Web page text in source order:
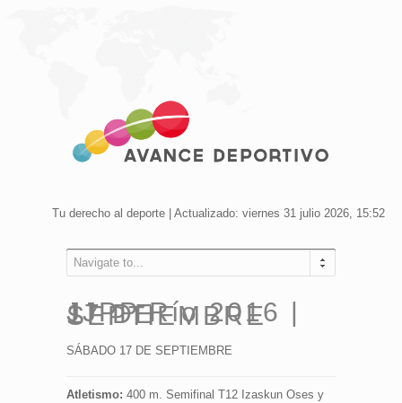
Tu derecho al deporte | Actualizado: viernes 31 julio 2026, 15:52
Navigate to...
JJPP Río 2016 | 17 DE SEPTIEMBRE
SÁBADO 17 DE SEPTIEMBRE
Atletismo: 400 m. Semifinal T12 Izaskun Oses y